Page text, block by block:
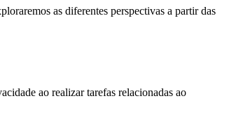
as diferentes perspectivas a partir das
ao realizar tarefas relacionadas ao